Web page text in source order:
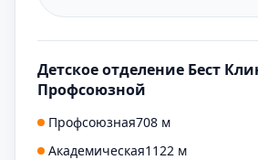
Детское отделение Бест
Профсоюзной
Профсоюзная708 м
Академическая1122 м